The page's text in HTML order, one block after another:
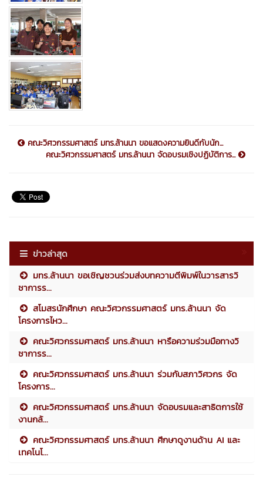
คณะวิศวกรรมศาสตร์ มทร.ล้านนา ขอแสดงความยินดีกับนัก...
คณะวิศวกรรมศาสตร์ มทร.ล้านนา จัดอบรมเชิงปฏิบัติการ...
ข่าวล่าสุด
มทร.ล้านนา ขอเชิญชวนร่วมส่งบทความตีพิมพ์ในวารสารวิ
ชาการร...
สโมสรนักศึกษา คณะวิศวกรรมศาสตร์ มทร.ล้านนา จัด
โครงการไหว...
คณะวิศวกรรมศาสตร์ มทร.ล้านนา หารือความร่วมมือทางวิ
ชาการร...
คณะวิศวกรรมศาสตร์ มทร.ล้านนา ร่วมกับสภาวิศวกร จัด
โครงการ...
คณะวิศวกรรมศาสตร์ มทร.ล้านนา จัดอบรมและสาธิตการใช้
งานกล้...
คณะวิศวกรรมศาสตร์ มทร.ล้านนา ศึกษาดูงานด้าน AI และ
เทคโนโ...